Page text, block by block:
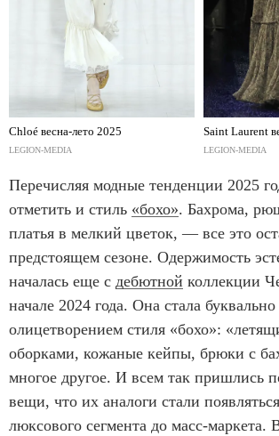
Chloé весна-лето 2025
LEGION-MEDIA
Saint Laurent
LEGION-MEDIA
Перечисляя модные тенденции 2025
отметить и стиль «бохо». Бахрома,
платья в мелкий цветок, — все это
предстоящем сезоне. Одержимость
началась еще с дебютной коллекции
начале 2024 года. Она стала буквально
олицетворением стиля «бохо»:
оборками, кожаные кейпы, брюки с
многое другое. И всем так пришлись
вещи, что их аналоги стали
люксового сегмента до масс-маркета.